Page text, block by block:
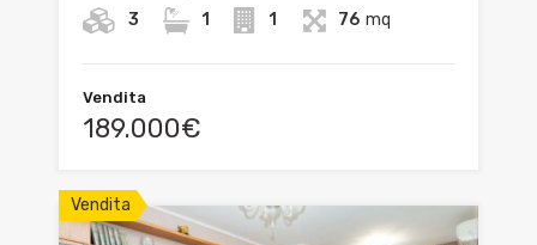
3 1 1 76 mq
Vendita
189.000€
Vendita